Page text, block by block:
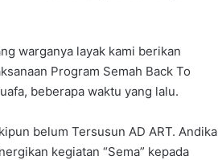
warganya layak kami berikan
Program Semah Back To
beberapa waktu yang lalu.
belum Tersusun AD ART. Andika
kegiatan “Sema” kepada